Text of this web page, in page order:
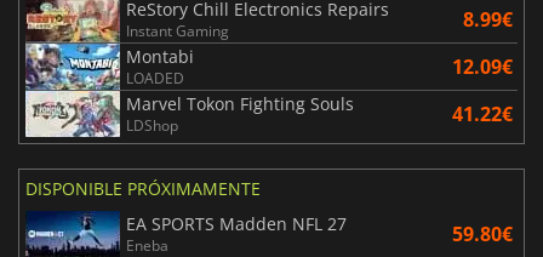
ReStory Chill Electronics Repairs
Instant Gaming 8.99€
Montabi
LOADED 12.09€
Marvel Tokon Fighting Souls
LDShop 41.22€
DISPONIBLE PRÓXIMAMENTE
EA SPORTS Madden NFL 27
Eneba 59.80€